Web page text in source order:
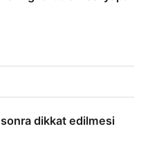
dikkat edilmesi